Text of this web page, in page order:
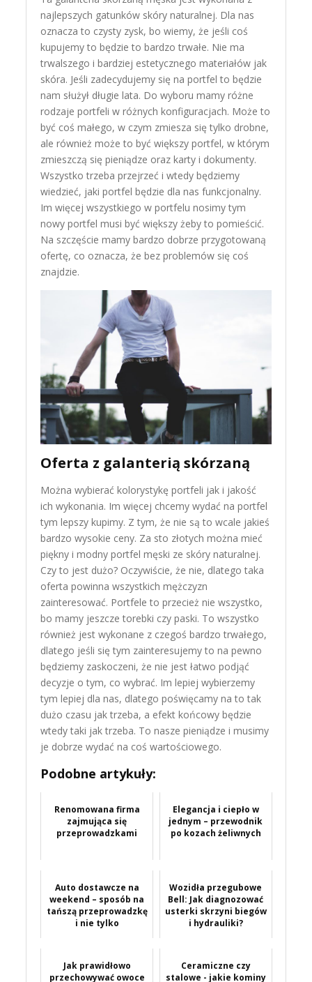
najlepszych gatunków skóry naturalnej. Dla nas
oznacza to czysty zysk, bo wiemy, że jeśli coś
kupujemy to będzie to bardzo trwałe. Nie ma
trwalszego i bardziej estetycznego materiałów jak
skóra. Jeśli zadecydujemy się na portfel to będzie
nam służył długie lata. Do wyboru mamy różne
rodzaje portfeli w różnych konfiguracjach. Może to
być coś małego, w czym zmiesza się tylko drobne,
ale również może to być większy portfel, w którym
zmieszczą się pieniądze oraz karty i dokumenty.
Wszystko trzeba przejrzeć i wtedy będziemy
wiedzieć, jaki portfel będzie dla nas funkcjonalny.
Im więcej wszystkiego w portfelu nosimy tym
nowy portfel musi być większy żeby to pomieścić.
Na szczęście mamy bardzo dobrze przygotowaną
ofertę, co oznacza, że bez problemów się coś
znajdzie.
Oferta z galanterią skórzaną
Można wybierać kolorystykę portfeli jak i jakość
ich wykonania. Im więcej chcemy wydać na portfel
tym lepszy kupimy. Z tym, że nie są to wcale jakieś
bardzo wysokie ceny. Za sto złotych można mieć
piękny i modny portfel męski ze skóry naturalnej.
Czy to jest dużo? Oczywiście, że nie, dlatego taka
oferta powinna wszystkich mężczyzn
zainteresować. Portfele to przecież nie wszystko,
bo mamy jeszcze torebki czy paski. To wszystko
również jest wykonane z czegoś bardzo trwałego,
dlatego jeśli się tym zainteresujemy to na pewno
będziemy zaskoczeni, że nie jest łatwo podjąć
decyzje o tym, co wybrać. Im lepiej wybierzemy
tym lepiej dla nas, dlatego poświęcamy na to tak
dużo czasu jak trzeba, a efekt końcowy będzie
wtedy taki jak trzeba. To nasze pieniądze i musimy
je dobrze wydać na coś wartościowego.
Podobne artykuły:
Renomowana firma
zajmująca się
przeprowadzkami
Elegancja i ciepło w
jednym – przewodnik
po kozach żeliwnych
Auto dostawcze na
weekend – sposób na
tańszą przeprowadzkę
i nie tylko
Wozidła przegubowe
Bell: Jak diagnozować
usterki skrzyni biegów
i hydrauliki?
Jak prawidłowo
przechowywać owoce
Ceramiczne czy
stalowe - jakie kominy